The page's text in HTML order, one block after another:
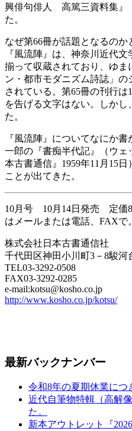
興俳句俳人 高篤三資料集』
た。
なぜ第66冊が話題となるのか
『風流陣』は、神奈川近代
揃って収蔵されており、ゆま
ン・都市モダニズム詩誌」
されている。第65冊の刊行は
を告げる文字はない。しかし
た。
『風流陣』についてなにか
一郎の『書痴半代記』（ウェ
本古書通信』1959年11月15
ことが出てきた。
10月号 10月14日発売 定価
はメールまたは電話、FAXで。
株式会社日本古書通信社
千代田区神田小川町3－8駿河
TEL03-3292-0508
FAX03-3292-0285
e-mail:kotsu@kosho.co.jp
http://www.kosho.co.jp/kotsu/
最新バックナンバー
令和8年の夏期休業につ
近代自筆物特輯（高解
た。
新本アウトレット『